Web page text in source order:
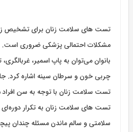
تست های سلامت زنان برای تشخیص
مشکلات احتمالی پزشکی ضروری
بانوان می‌توان به پاپ اسمیر،‌
چربی خون و سرطان سینه اشاره کرد.
تست سلامت زنان با توجه به سن
تست های سلامت زنان به تکرار دوره‌ای
سلامتی و سالم ماندن مسئله چندان